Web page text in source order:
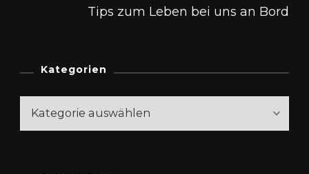
Tips zum Leben bei uns an Bord
Kategorien
Kategorien